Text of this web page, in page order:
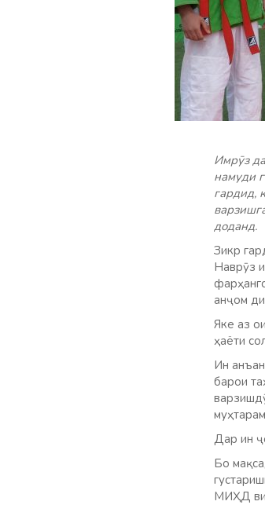
Имрӯз
намуди
гардид,
доданд.
Зикр
Наврӯз
анҷом
Яке аз
ҳаёти
Ин
барои
Дар ин
Бо
МИҲД